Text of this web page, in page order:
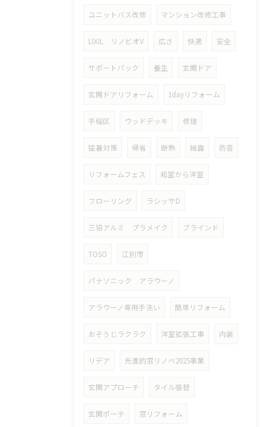
ユニットバス改修 マンション改修工事
LIXIL リノビオV 広さ 快適 安全
サポートパック 養生 玄関ドア
玄関ドアリフォーム 1dayリフォーム
手稲区 ウッドデッキ 修理
猛暑対策 帰省 断熱 結露 防音
リフォームフェス 和室から洋室
フローリング ラシッサD
三協アルミ プラメイク ブラインド
TOSO 江別市
パナソニック アラウーノ
アラウーノ専用手洗い 簡単リフォーム
おそうじラクラク 洋室拡張工事 内装
リデア 先進的窓リノベ2025事業
玄関アプローチ タイル張替
玄関ポーチ 窓リフォーム